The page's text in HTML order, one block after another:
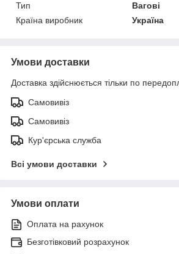
Тип
Вагові
Країна виробник
Україна
Умови доставки
Доставка здійснюється тільки по
Самовивіз
Самовивіз
Кур'єрська служба
Всі умови доставки
Умови оплати
Оплата на рахунок
Безготівковий розрахунок